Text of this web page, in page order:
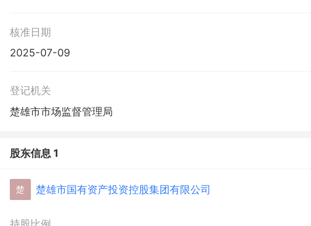
核准日期
2025-07-09
登记机关
楚雄市市场监督管理局
股东信息 1
楚 楚雄市国有资产投资控股集团有限公司